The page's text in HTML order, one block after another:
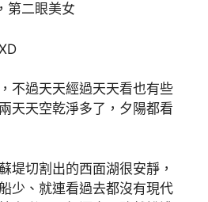
第二眼美女
不過天天經過天天看也有些
天天空乾淨多了，夕陽都看
堤切割出的西面湖很安靜，
少、就連看過去都沒有現代